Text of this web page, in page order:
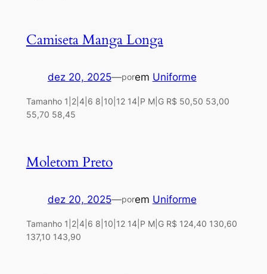
Camiseta Manga Longa
dez 20, 2025—porem Uniforme
Tamanho 1|2|4|6 8|10|12 14|P M|G R$ 50,50 53,00
55,70 58,45
Moletom Preto
dez 20, 2025—porem Uniforme
Tamanho 1|2|4|6 8|10|12 14|P M|G R$ 124,40 130,60
137,10 143,90